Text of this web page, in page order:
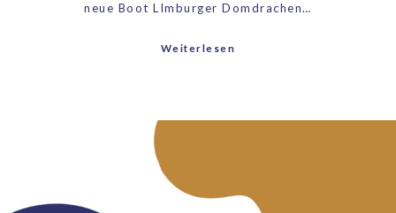
neue Boot LImburger Domdrachen…
Weiterlesen